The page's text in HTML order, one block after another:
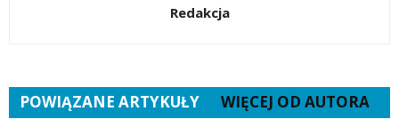
Redakcja
POWIĄZANE ARTYKUŁY WIĘCEJ OD AUTORA